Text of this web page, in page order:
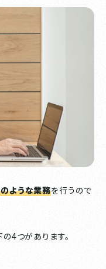
ような業務を行うので
4つがあります。